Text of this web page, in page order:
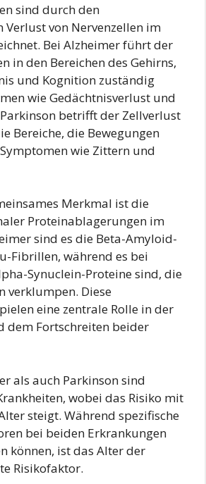
sind durch den
von Nervenzellen im
Bei Alzheimer führt der
in den Bereichen des Gehirns,
und Kognition zuständig
wie Gedächtnisverlust und
betrifft der Zellverlust
Bereiche, die Bewegungen
wie Zittern und
Merkmal ist die
Proteinablagerungen im
sind es die Beta-Amyloid-
Fibrillen, während es bei
Synuclein-Proteine sind, die
verklumpen. Diese
eine zentrale Rolle in der
dem Fortschreiten beider
als auch Parkinson sind
wobei das Risiko mit
steigt. Während spezifische
bei beiden Erkrankungen
können, ist das Alter der
Risikofaktor.